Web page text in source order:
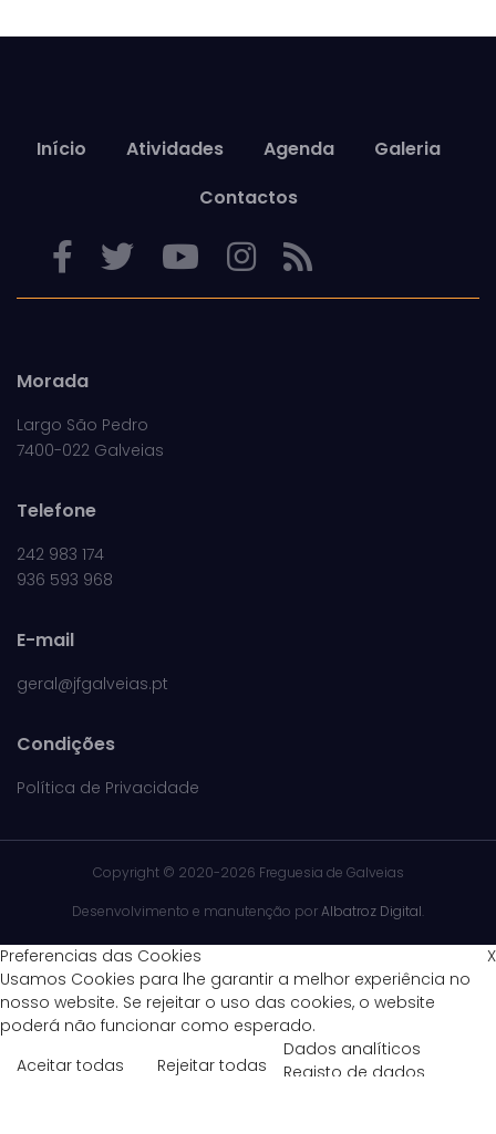
Início Atividades Agenda
Galeria
Contactos
Morada
Largo São Pedro
7400-022 Galveias
Telefone
242 983 174
936 593 968
E-mail
geral@jfgalveias.pt
Condições
Política de Privacidade
Copyright © 2020-2026 Freguesia de Galveias
Desenvolvimento e manutenção porAlbatroz Digital.
X
Preferencias das Cookies
Usamos Cookies para lhe garantir a melhor experiência no
nosso website. Se rejeitar o uso das cookies, o website
poderá não funcionar como esperado.
Aceitar todas
Rejeitar todas
Dados analíticos
Registo de dados